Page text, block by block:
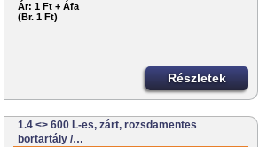
Ár: 1 Ft + Áfa
(Br. 1 Ft)
Részletek
1.4 <> 600 L-es, zárt, rozsdamentes
bortartály /…